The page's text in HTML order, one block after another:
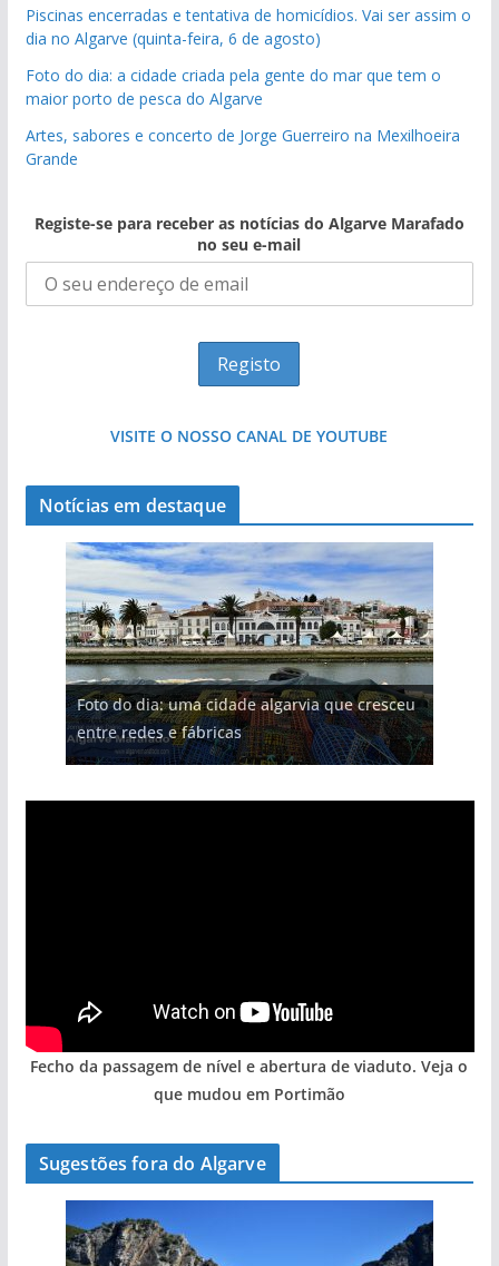
Piscinas encerradas e tentativa de homicídios. Vai ser assim o
dia no Algarve (quinta-feira, 6 de agosto)
Foto do dia: a cidade criada pela gente do mar que tem o
maior porto de pesca do Algarve
Artes, sabores e concerto de Jorge Guerreiro na Mexilhoeira
Grande
Registe-se para receber as notícias do Algarve Marafado
no seu e-mail
VISITE O NOSSO CANAL DE YOUTUBE
Notícias em destaque
Foto do dia: uma cidade algarvia que cresceu
entre redes e fábricas
Fecho da passagem de nível e abertura de viaduto. Veja o
que mudou em Portimão
Sugestões fora do Algarve